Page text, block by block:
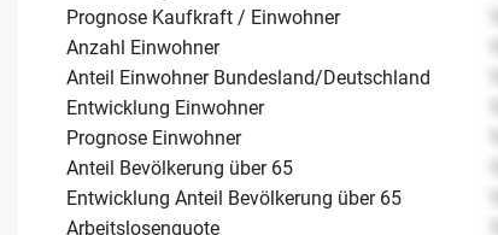
Prognose Kaufkraft / Einwohner
Anzahl Einwohner
Anteil Einwohner Bundesland/Deutschland
Entwicklung Einwohner
Prognose Einwohner
Anteil Bevölkerung über 65
Entwicklung Anteil Bevölkerung über 65
Arbeitslosenquote